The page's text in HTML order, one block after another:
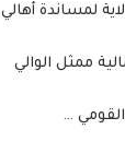
لمساندة أهالي
ممثل الوالي
…